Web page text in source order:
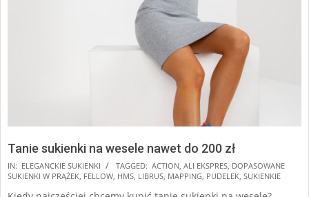
Tanie sukienki na wesele nawet do 200 zł
2024-
12-
IN: ELEGANCKIE SUKIENKI TAGGED: ACTION, ALI EKSPRES, DOPASOWANE
SUKIENKI W PRĄŻEK, FELLOW, HMS, LIBRUS, MAPPING, PUDELEK, SUKIENKIE